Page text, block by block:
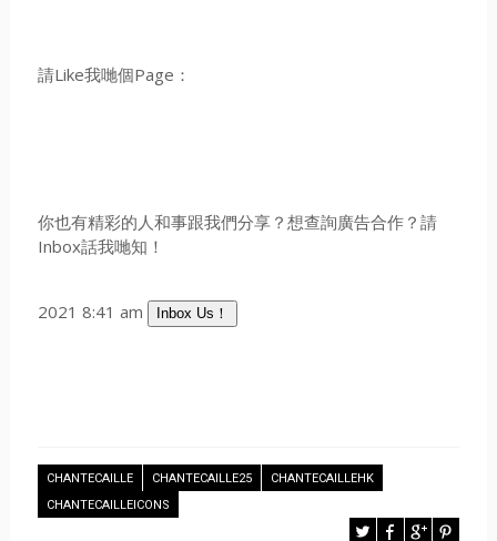
請Like我哋個Page：
你也有精彩的人和事跟我們分享？想查詢廣告合作？請
Inbox話我哋知！
2021 8:41 am Inbox Us！
CHANTECAILLE CHANTECAILLE25
CHANTECAILLEHK
CHANTECAILLEICONS